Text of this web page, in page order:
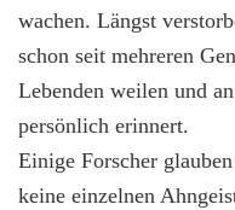
wachen. Längst
schon seit mehreren
Lebenden weilen und
persönlich erinnert.
Einige Forscher
keine einzelnen